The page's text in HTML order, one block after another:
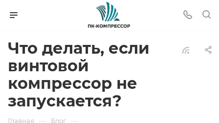
Что делать, если
винтовой
компрессор не
запускается?
Главная — Блог —